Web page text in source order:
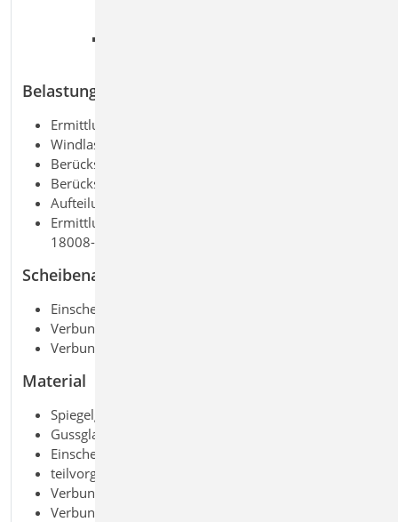
Belastung
Ermittlung der Eigenlast (automatisch)
Windlasten nach DIN EN 1991-1-4:2010-12
Berücksichtigung von Klimalasten
Berücksichtigung von Holmlasten
Aufteilung der Lasten auf die einzelnen Scheiben
Ermittlung der Einwirkungskombinationen nach DIN
18008-1
Scheibenaufbau
Einscheibenglas
Verbundglas (VG)
Verbund-Sicherheitsglas (VSG)
Material
Spiegelglas (SPG)
Gussglas (Draht-, Ornament-, Drahtornamentglas)
Einscheiben-Sicherheitsglas (ESG)
teilvorgespanntes Glas (TVG)
Verbund-Sicherheitsglas (VSG)
Verbundglas (VG)